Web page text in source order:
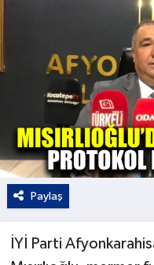
Paylaş
İYİ Parti